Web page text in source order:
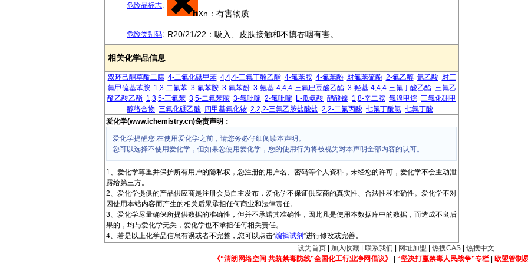
危险品标志:
Xn：有害物质
危险类别码: R20/21/22：吸入、皮肤接触和不慎吞咽有害。
相关化学品信息
双环己酮草酰二腙 4-二氟化碘甲苯 4,4,4-三氟丁酸乙酯 4-氟苯胺 4-氟苯酚 对氟苯硫酚 2-氟乙醇 氰乙酸 对三
氟甲硫基苯胺 1,3-二氟苯 3-氟苯胺 3-氟苯酚 3-氨基-4,4,4-三氟巴豆酸乙酯 3-羟基-4,4,4-三氟丁酸乙酯 三氟乙
酰乙酸乙酯 1,3,5-三氟苯 3,5-二氟苯胺 3-氟吡啶 2-氟吡啶 L-瓜氨酸 醋酸镍 1,8-辛二胺 氟溴甲烷 三氟化硼甲
醇络合物 三氟化硼乙酸 四甲基氟化铵 2,2,2-三氟乙胺盐酸盐 2,2-二氟丙酸 七氟丁酰氯 七氟丁酸
爱化学(www.ichemistry.cn)免责声明：
爱化学提醒您:在使用爱化学之前，请您务必仔细阅读本声明。
您可以选择不使用爱化学，但如果您使用爱化学，您的使用行为将被视为对本声明全部内容的认可。
1、爱化学尊重并保护所有用户的隐私权，您注册的用户名、密码等个人资料，未经您的许可，爱化学不会主动泄
露给第三方。
2、爱化学提供的产品供应商是注册会员自主发布，爱化学不保证供应商的真实性、合法性和准确性。爱化学不对
因使用本站内容而产生的相关后果承担任何商业和法律责任。
3、爱化学尽量确保所提供数据的准确性，但并不承诺其准确性，因此凡是使用本数据库中的数据，而造成不良后
果的，均与爱化学无关，爱化学也不承担任何相关责任。
4、若是以上化学品信息有误或者不完整，您可以点击“编辑试剂 ”进行修改或完善。
设为首页 加入收藏 联系我们 网址加盟 热搜CAS
热搜中文
《“清朗网络空间 共筑禁毒防线”全国化工行业净网倡议》
“坚决打赢禁毒人民战争”专栏| 欧盟管制